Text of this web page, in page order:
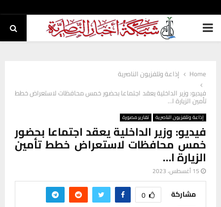
PRIMARY
Home
إذاعة وتلفزيون الناصرية
فيديو: وزير الداخلية يعقد اجتماعا بحضور خمس محافظات لاستعراض خطط
تأمين الزيارة ا…
إذاعة وتلفزيون الناصرية تقارير مصورة
فيديو: وزير الداخلية يعقد اجتماعا بحضور
خمس محافظات لاستعراض خطط تأمين
الزيارة ا…
15 أغسطس، 2023
مشاركة 0